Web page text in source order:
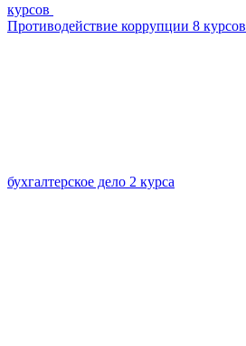
курсов
Противодействие коррупции 8 курсов
бухгалтерское дело 2 курса